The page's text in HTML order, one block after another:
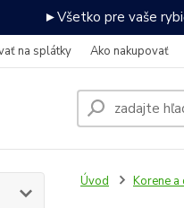
►Všetko pre vaše
na splátky Ako nakupovať
Úvod Korene a